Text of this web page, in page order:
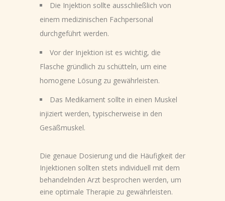
Die Injektion sollte ausschließlich von
einem medizinischen Fachpersonal
durchgeführt werden.
Vor der Injektion ist es wichtig, die
Flasche gründlich zu schütteln, um eine
homogene Lösung zu gewährleisten.
Das Medikament sollte in einen Muskel
injiziert werden, typischerweise in den
Gesäßmuskel.
Die genaue Dosierung und die Häufigkeit der
Injektionen sollten stets individuell mit dem
behandelnden Arzt besprochen werden, um
eine optimale Therapie zu gewährleisten.